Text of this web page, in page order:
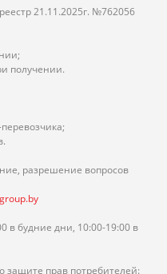
21.11.2025г. №762056
получении.
разрешение вопросов
в будние дни, 10:00-19:00 в
защите прав потребителей: